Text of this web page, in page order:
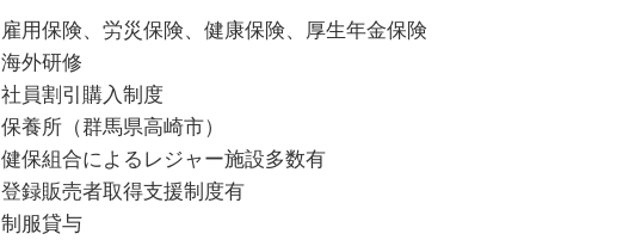
雇用保険、労災保険、健康保険、厚生年金保険
海外研修
社員割引購入制度
保養所（群馬県高崎市）
健保組合によるレジャー施設多数有
登録販売者取得支援制度有
制服貸与